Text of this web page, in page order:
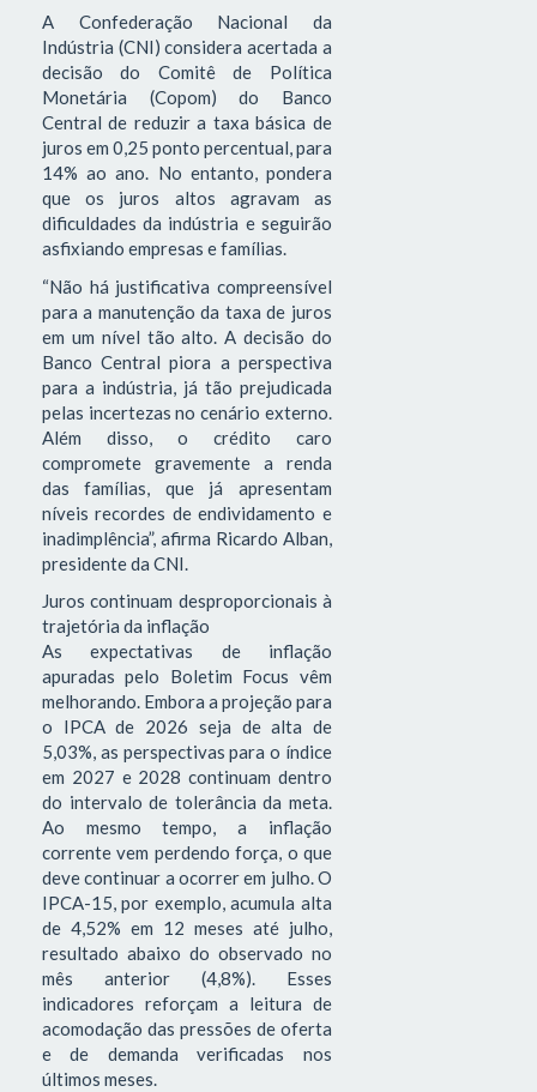
A Confederação Nacional da
Indústria (CNI) considera acertada a
decisão do Comitê de Política
Monetária (Copom) do Banco
Central de reduzir a taxa básica de
juros em 0,25 ponto percentual, para
14% ao ano. No entanto, pondera
que os juros altos agravam as
dificuldades da indústria e seguirão
asfixiando empresas e famílias.
“Não há justificativa compreensível
para a manutenção da taxa de juros
em um nível tão alto. A decisão do
Banco Central piora a perspectiva
para a indústria, já tão prejudicada
pelas incertezas no cenário externo.
Além disso, o crédito caro
compromete gravemente a renda
das famílias, que já apresentam
níveis recordes de endividamento e
inadimplência”, afirma Ricardo Alban,
presidente da CNI.
Juros continuam desproporcionais à
trajetória da inflação
As expectativas de inflação
apuradas pelo Boletim Focus vêm
melhorando. Embora a projeção para
o IPCA de 2026 seja de alta de
5,03%, as perspectivas para o índice
em 2027 e 2028 continuam dentro
do intervalo de tolerância da meta.
Ao mesmo tempo, a inflação
corrente vem perdendo força, o que
deve continuar a ocorrer em julho. O
IPCA-15, por exemplo, acumula alta
de 4,52% em 12 meses até julho,
resultado abaixo do observado no
mês anterior (4,8%). Esses
indicadores reforçam a leitura de
acomodação das pressões de oferta
e de demanda verificadas nos
últimos meses.